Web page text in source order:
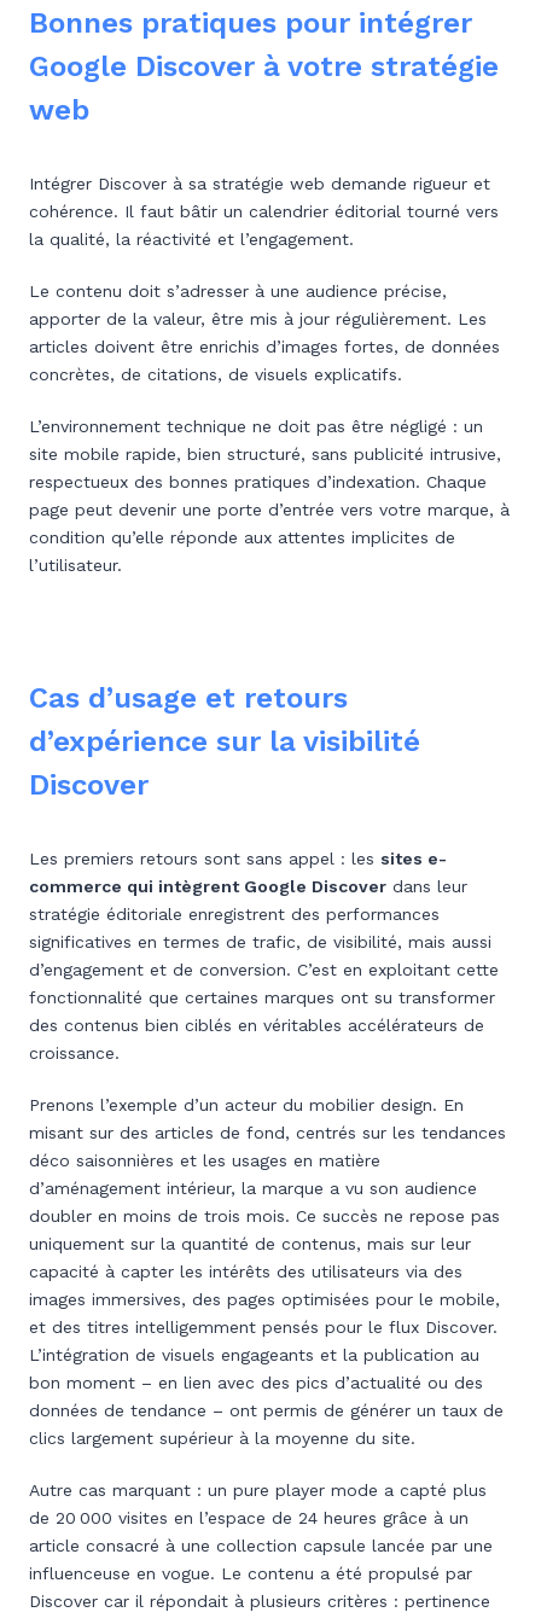
Bonnes pratiques pour intégrer
Google Discover à votre stratégie
web
Intégrer Discover à sa stratégie web demande rigueur et
cohérence. Il faut bâtir un calendrier éditorial tourné vers
la qualité, la réactivité et l’engagement.
Le contenu doit s’adresser à une audience précise,
apporter de la valeur, être mis à jour régulièrement. Les
articles doivent être enrichis d’images fortes, de données
concrètes, de citations, de visuels explicatifs.
L’environnement technique ne doit pas être négligé : un
site mobile rapide, bien structuré, sans publicité intrusive,
respectueux des bonnes pratiques d’indexation. Chaque
page peut devenir une porte d’entrée vers votre marque, à
condition qu’elle réponde aux attentes implicites de
l’utilisateur.
Cas d’usage et retours
d’expérience sur la visibilité
Discover
Les premiers retours sont sans appel : les sites e-
commerce qui intègrent Google Discover dans leur
stratégie éditoriale enregistrent des performances
significatives en termes de trafic, de visibilité, mais aussi
d’engagement et de conversion. C’est en exploitant cette
fonctionnalité que certaines marques ont su transformer
des contenus bien ciblés en véritables accélérateurs de
croissance.
Prenons l’exemple d’un acteur du mobilier design. En
misant sur des articles de fond, centrés sur les tendances
déco saisonnières et les usages en matière
d’aménagement intérieur, la marque a vu son audience
doubler en moins de trois mois. Ce succès ne repose pas
uniquement sur la quantité de contenus, mais sur leur
capacité à capter les intérêts des utilisateurs via des
images immersives, des pages optimisées pour le mobile,
et des titres intelligemment pensés pour le flux Discover.
L’intégration de visuels engageants et la publication au
bon moment – en lien avec des pics d’actualité ou des
données de tendance – ont permis de générer un taux de
clics largement supérieur à la moyenne du site.
Autre cas marquant : un pure player mode a capté plus
de 20 000 visites en l’espace de 24 heures grâce à un
article consacré à une collection capsule lancée par une
influenceuse en vogue. Le contenu a été propulsé par
Discover car il répondait à plusieurs critères : pertinence